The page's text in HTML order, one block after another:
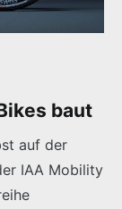
baut
auf der
IAA Mobility